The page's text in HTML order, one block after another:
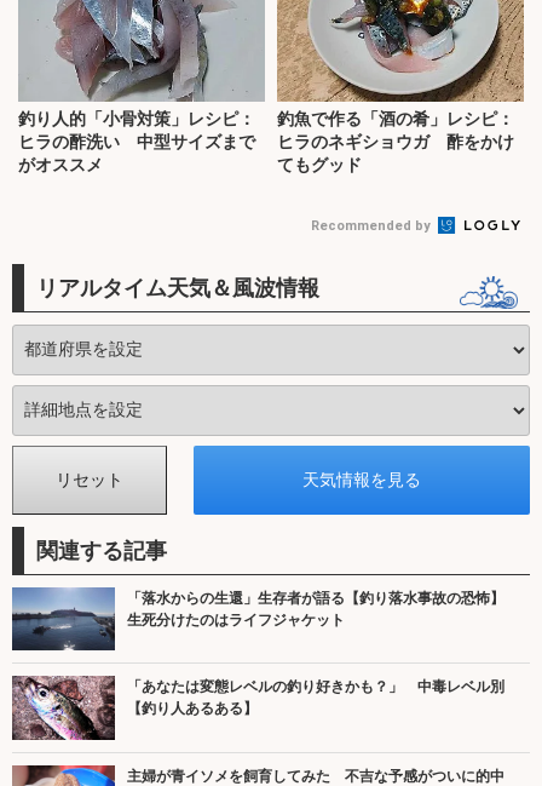
釣り人的「小骨対策」レシピ：
ヒラの酢洗い 中型サイズまで
がオススメ
釣魚で作る「酒の肴」レシピ：
ヒラのネギショウガ 酢をかけ
てもグッド
Recommended by
リアルタイム天気＆風波情報
関連する記事
「落水からの生還」生存者が語る【釣り落水事故の恐怖】
生死分けたのはライフジャケット
「あなたは変態レベルの釣り好きかも？」 中毒レベル別
【釣り人あるある】
主婦が青イソメを飼育してみた 不吉な予感がついに的中